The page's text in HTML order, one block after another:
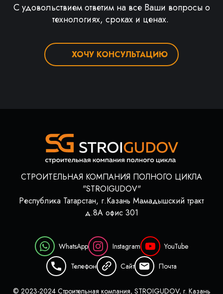
С удовольствием ответим на все Ваши вопросы о
технологиях, сроках и ценах.
ХОЧУ КОНСУЛЬТАЦИЮ
СТРОИТЕЛЬНАЯ КОМПАНИЯ ПОЛНОГО ЦИКЛА
"STROIGUDOV"
Республика Татарстан, г.Казань Мамадышский тракт
д.8А офис 301
WhatsApp Instagram
YouTube
Телефон
Сайт Почта
© 2023-2024 Строительная компания, STROIGUDOV, г. Казань